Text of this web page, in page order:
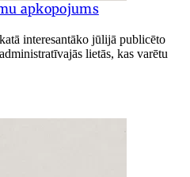
apkopojums
interesantāko jūlijā publicēto
lietās, kas varētu